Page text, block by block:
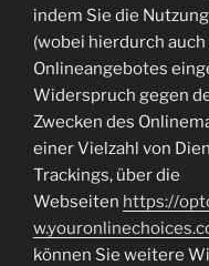
indem Sie die
(wobei hierdurch
Onlineangebotes
Widerspruch gegen
Zwecken des
einer Vielzahl von
Trackings, über die
Webseiten https://
können Sie weitere